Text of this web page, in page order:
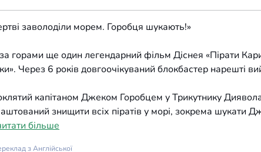
заволоділи морем. Горобця шукають!»
горами ще один легендарний фільм Діснея «Пірати
Через 6 років довгоочікуваний блокбастер нарешті
капітаном Джеком Горобцем у Трикутнику
знищити всіх піратів у морі, зокрема шукати
більше
з Англійської